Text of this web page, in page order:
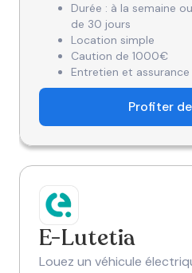
Durée : à la semaine
de 30 jours
Location simple
Caution de 1000€
Entretien et assurance
Profiter
E-Lutetia
Louez un véhicule